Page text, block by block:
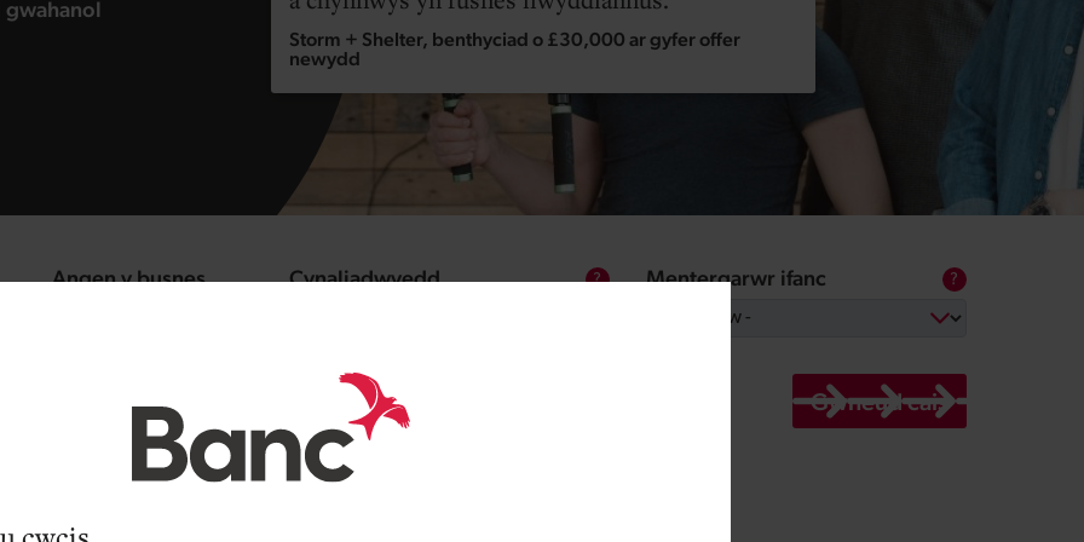
Storm + Shelter, benthyciad o £30,000 ar gyfer offer
newydd
Angen y busnes Cynaliadwyedd Mentergarwr ifanc